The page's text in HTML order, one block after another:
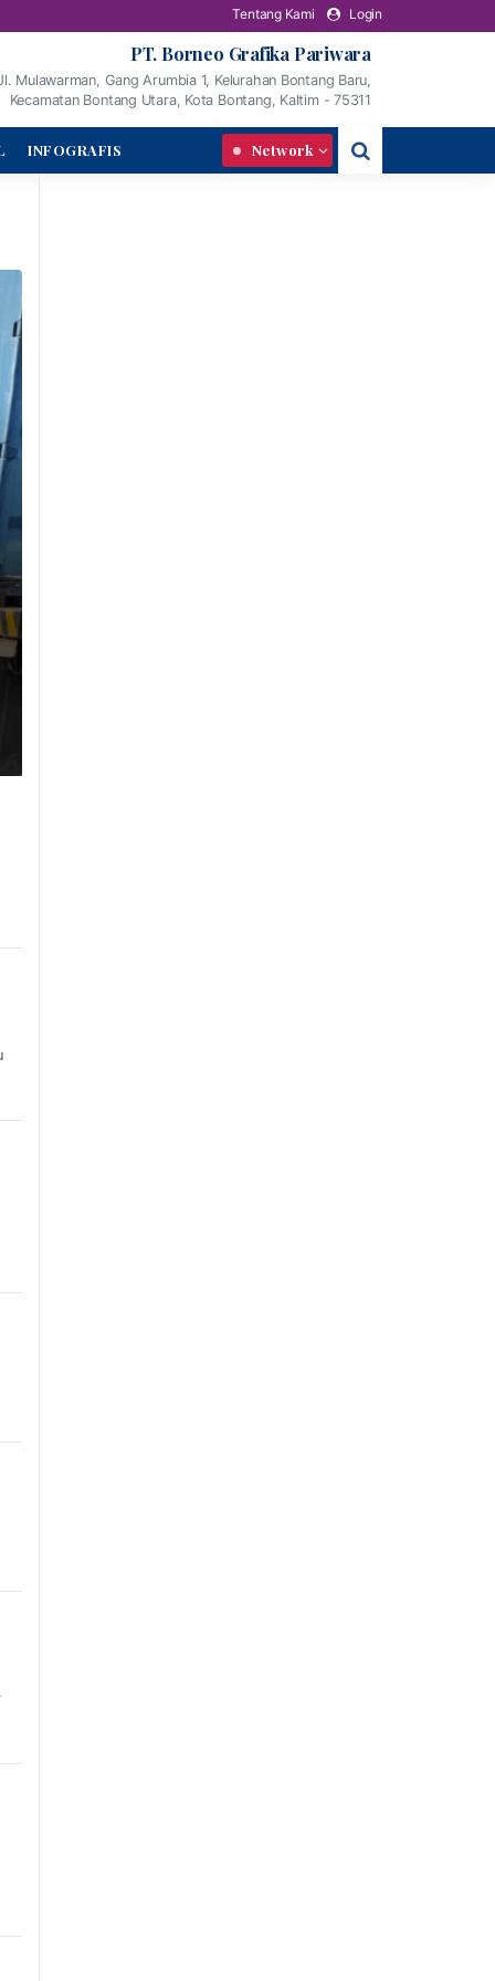
Tentang Kami Login
PT. Borneo Grafika Pariwara
Mulawarman, Gang Arumbia 1, Kelurahan Bontang Baru,
Kecamatan Bontang Utara, Kota Bontang, Kaltim - 75311
INFOGRAFIS Network